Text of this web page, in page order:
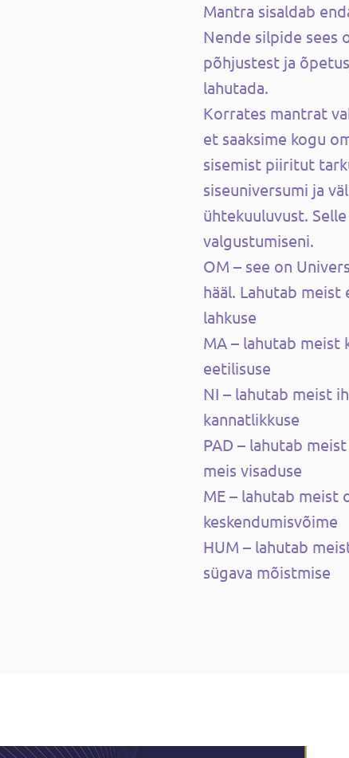
Mantra sisaldab
Nende silpide sees
põhjustest ja
lahutada.
Korrates mantrat
et saaksime kogu
sisemist piiritut
siseuniversumi ja
ühtekuuluvust.
valgustumiseni.
OM – see on
hääl. Lahutab meist
lahkuse
MA – lahutab meist
eetilisuse
NI – lahutab meist
kannatlikkuse
PAD – lahutab
meis visaduse
ME – lahutab meist
keskendumisvõime
HUM – lahutab
sügava mõistmise